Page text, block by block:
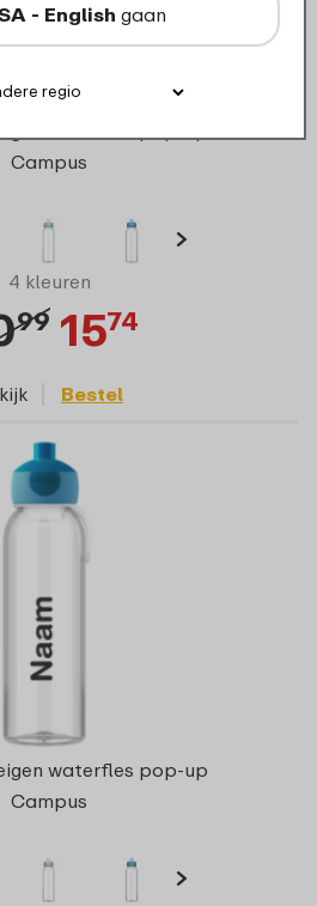
Campus
4 kleuren
99 1574
Bestel
waterfles pop-up
Campus
- English gaan